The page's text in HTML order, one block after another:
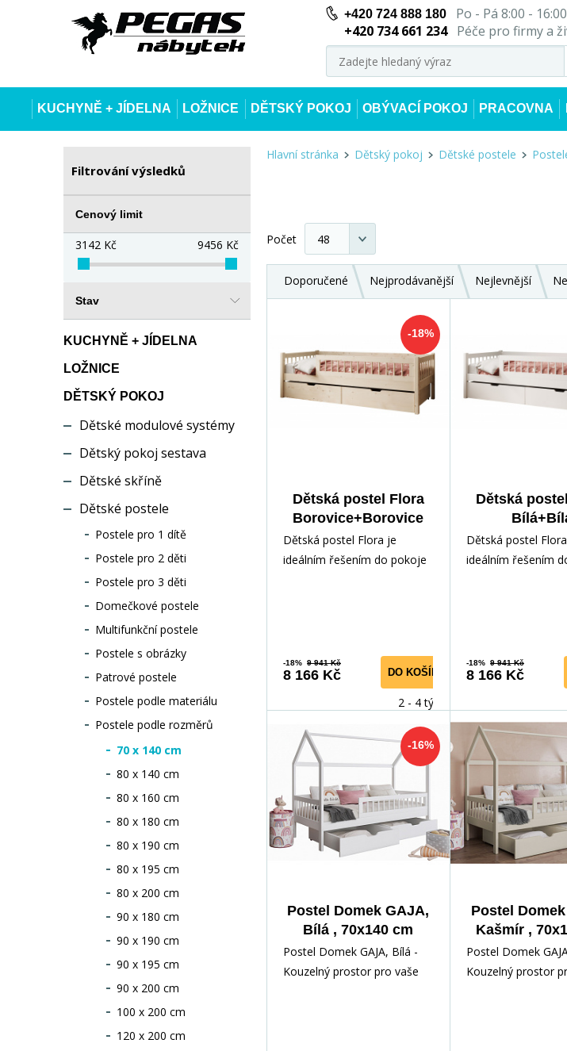
+420 724 888 180Po - Pá 8:00 - 16:00
+420 734 661 234
Péče pro firmy a
KUCHYNĚ + JÍDELNA LOŽNICE DĚTSKÝ POKOJ OBÝVACÍ POKOJ PRACOVNA
Filtrování výsledků
Cenový limit
3142 Kč 9456 Kč
Stav
KUCHYNĚ + JÍDELNA
LOŽNICE
DĚTSKÝ POKOJ
Dětské modulové systémy
Dětský pokoj sestava
Dětské skříně
Dětské postele
Postele pro 1 dítě
Postele pro 2 děti
Postele pro 3 děti
Domečkové postele
Multifunkční postele
Postele s obrázky
Patrové postele
Postele podle materiálu
Postele podle rozměrů
70 x 140 cm
80 x 140 cm
80 x 160 cm
80 x 180 cm
80 x 190 cm
80 x 195 cm
80 x 200 cm
90 x 180 cm
90 x 190 cm
90 x 195 cm
90 x 200 cm
100 x 200 cm
120 x 200 cm
Hlavní stránka Dětský pokoj Dětské postele
Počet
Doporučené Nejprodávanější Nejlevnější
-18%
Dětská postel Flora
Borovice+Borovice
Dětská postel Flora je
ideálním řešením do pokoje
-18% 9 941 Kč
8 166 Kč DO KOŠÍKU
2 - 4 týdny
Dětská
Dětská postel
ideálním řešením
-18% 9 941 Kč
8 166 Kč
-16%
Postel Domek GAJA,
Bílá , 70x140 cm
Postel Domek GAJA, Bílá -
Kouzelný prostor pro vaše
Postel
Kašmír ,
Postel Domek
Kouzelný prostor